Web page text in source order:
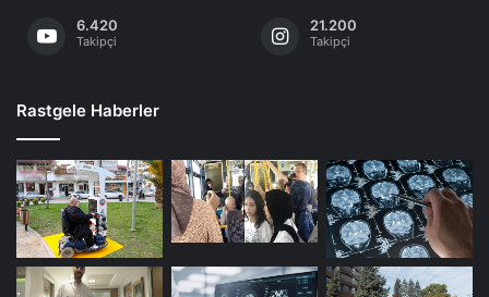
6.420
Takipçi
21.200
Takipçi
Rastgele Haberler